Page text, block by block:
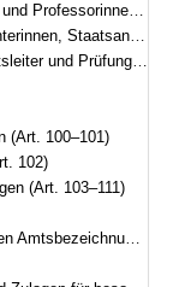
sowie hauptberufliche Mitglieder von Hochschulleitungen (Art. 39–43)
(Art. 44–49)
Obersten Rechnungshof (Art. 50)
(Art. 100–101)
102)
(Art. 103–111)